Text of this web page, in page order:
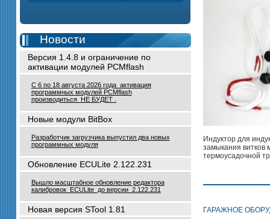
Новости
Версия 1.4.8 и ограничение по
активации модулей PCMflash
С 6 по 18 августа 2026 года активация
программных модулей PCMflash
производиться НЕ БУДЕТ .
Новые модули BitBox
Разработчик загрузчика выпустил два новых
программных модуля
Обновление ECULite 2.122.231
Вышло масштабное обновление редактора
калибровок ECULite до версии 2.122.231
Новая версия STool 1.81
Индуктор для
замыкания витков
термоусадочной
ГАРАЖНОЕ